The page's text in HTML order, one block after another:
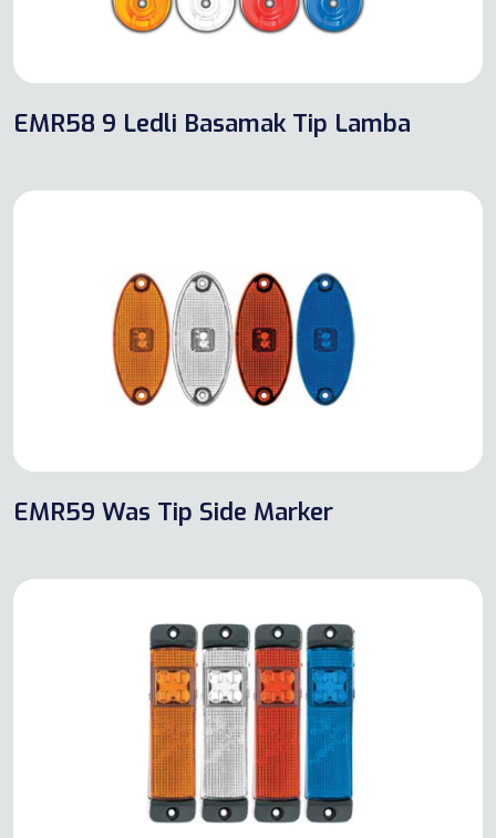
EMR58 9 Ledli Basamak Tip Lamba
EMR59 Was Tip Side Marker